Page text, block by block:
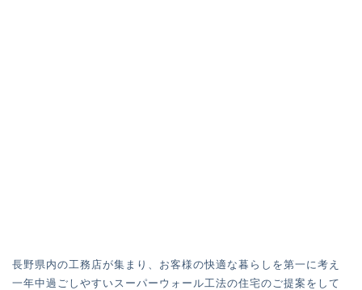
長野県内の工務店が集まり、お客様の快適な暮らしを第一に考え
一年中過ごしやすいスーパーウォール工法の住宅のご提案をして